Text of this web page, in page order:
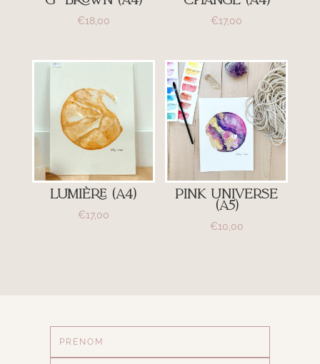
€18,00 €17,00
Lumière (A4)
€17,00
Pink universe
(A5)
€10,00